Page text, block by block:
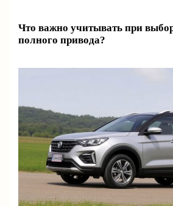
Что важно учитывать при
полного привода?